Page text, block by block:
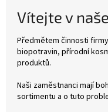
Vítejte v
Předmětem činnosti
biopotravin, přírodní
produktů.
Naši zaměstnanci mají
sortimentu a o tuto